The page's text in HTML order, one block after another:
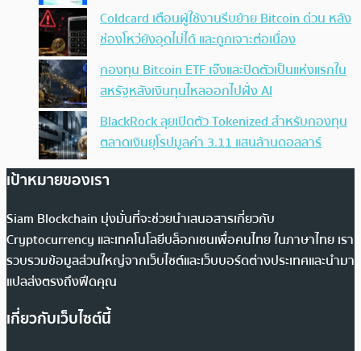
Coldcard เตือนผู้ใช้งานรีบย้าย Bitcoin ด่วน หลัง
ช่องโหว่ยังอุดไม่ได้ และถูกเจาะต่อเนื่อง
กองทุน Bitcoin ETF เจ๊งและปิดตัวเป็นแห่งแรกใน
สหรัฐหลังเงินทุนไหลออกไปฝั่ง AI
BlackRock ลุยเปิดตัว Tokenized สำหรับกองทุน
ตลาดเงินยุโรปมูลค่า 3.11 แสนล้านดอลลาร์
เป้าหมายของเรา
Siam Blockchain มุ่งมั่นที่จะช่วยนำเสนอสารเกี่ยวกับ
Cryptocurrency และเทคโนโลยีบล็อกเชนเพื่อคนไทย ในภาษาไทย เรา
รวบรวมข้อมูลส่วนใหญ่จากเว็บไซต์และเว็บบอร์ดต่างประเทศและนำมา
แปลส่งตรงถึงฟีดคุณ
เกี่ยวกับเว็บไซต์นี้